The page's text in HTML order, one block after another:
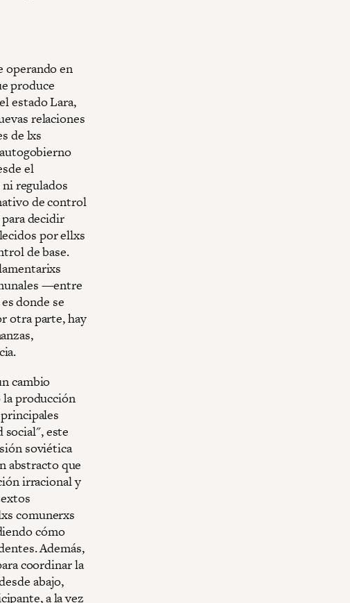
operando en
produce
estado Lara,
relaciones
de lxs
el
regulados
de control
decidir
por ellxs
de base.
—entre
donde se
otra parte, hay
cambio
la producción
social", este
soviética
abstracto que
irracional y
comunerxs
cómo
Además,
coordinar la
abajo,
a la vez